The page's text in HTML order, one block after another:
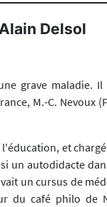
Delsol
grave maladie.
M.-C. Nevoux
et
un autodidacte
un cursus de
du café philo de